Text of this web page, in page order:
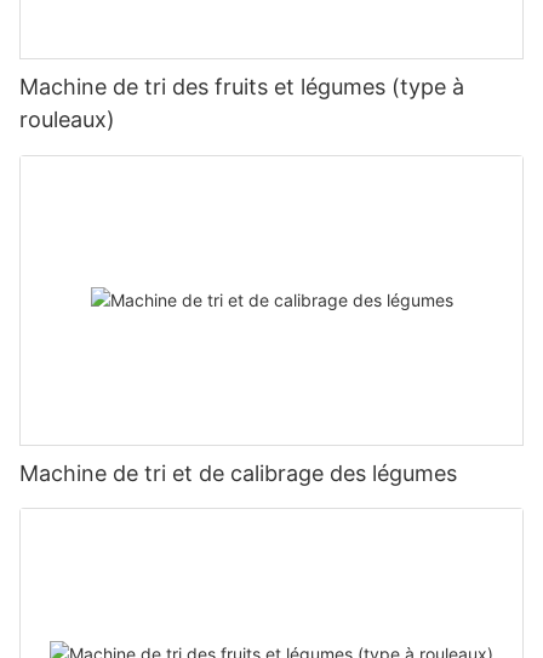
Machine de tri des fruits et légumes (type à
rouleaux)
Machine de tri et de calibrage des légumes